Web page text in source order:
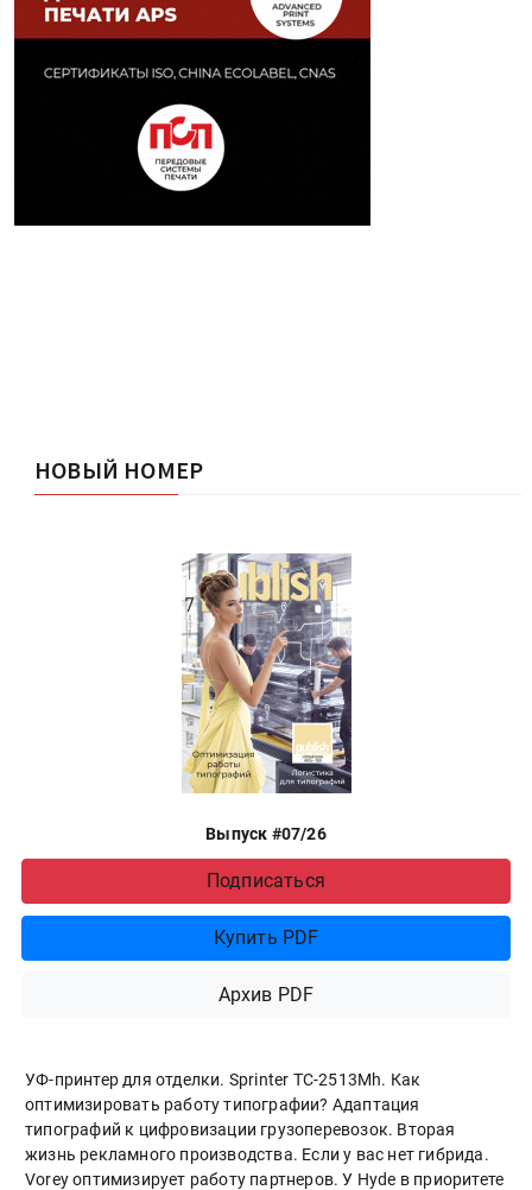
НОВЫЙ НОМЕР
Выпуск #07/26
Подписаться
Купить PDF
Архив PDF
УФ-принтер для отделки. Sprinter ТС-2513Mh. Как
оптимизировать работу типографии? Адаптация
типографий к цифровизации грузоперевозок. Вторая
жизнь рекламного производства. Если у вас нет гибрида.
Vorey оптимизирует работу партнеров. У Hyde в приоритете